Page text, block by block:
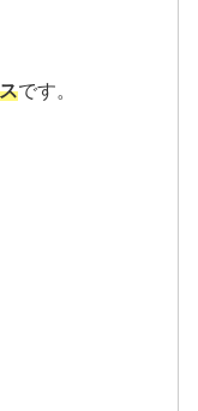
です。